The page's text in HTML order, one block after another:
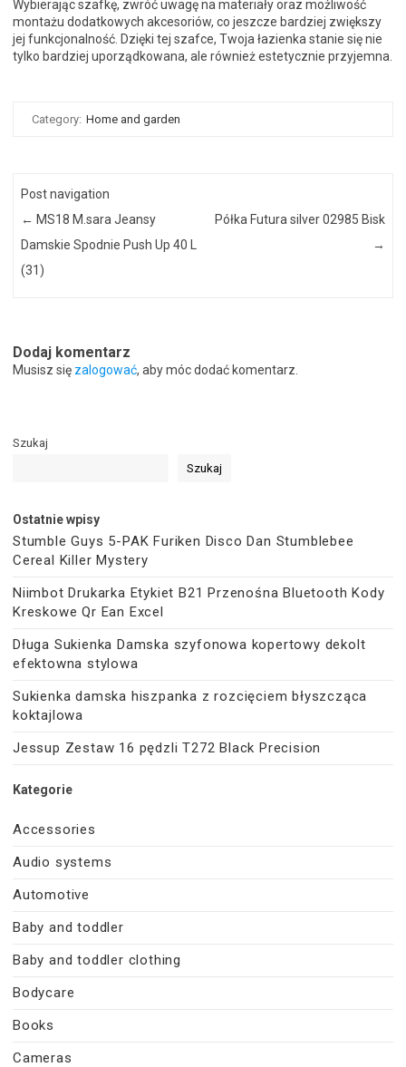
Wybierając szafkę, zwróć uwagę na materiały oraz możliwość
montażu dodatkowych akcesoriów, co jeszcze bardziej zwiększy
jej funkcjonalność. Dzięki tej szafce, Twoja łazienka stanie się nie
tylko bardziej uporządkowana, ale również estetycznie przyjemna.
Category: Home and garden
Post navigation
← MS18 M.sara Jeansy
Damskie Spodnie Push Up 40 L
(31)
Półka Futura silver 02985 Bisk
→
Dodaj komentarz
Musisz się zalogować, aby móc dodać komentarz.
Szukaj
Szukaj
Ostatnie wpisy
Stumble Guys 5-PAK Furiken Disco Dan Stumblebee
Cereal Killer Mystery
Niimbot Drukarka Etykiet B21 Przenośna Bluetooth Kody
Kreskowe Qr Ean Excel
Długa Sukienka Damska szyfonowa kopertowy dekolt
efektowna stylowa
Sukienka damska hiszpanka z rozcięciem błyszcząca
koktajlowa
Jessup Zestaw 16 pędzli T272 Black Precision
Kategorie
Accessories
Audio systems
Automotive
Baby and toddler
Baby and toddler clothing
Bodycare
Books
Cameras